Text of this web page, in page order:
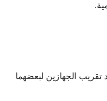
تقريب الجهازين لبعضهما